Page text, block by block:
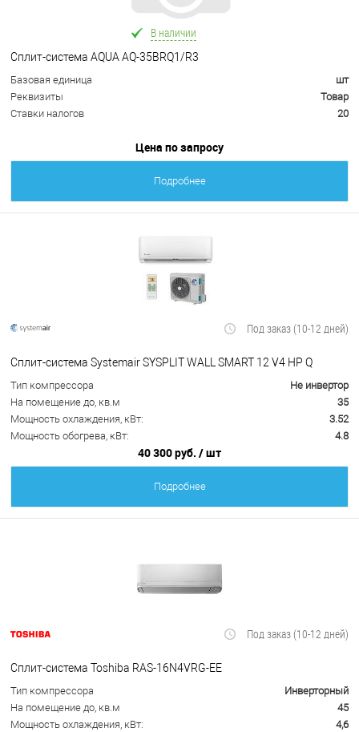
В наличии
Сплит-система AQUA AQ-35BRQ1/R3
Базовая единица
шт
Реквизиты
Товар
Ставки налогов
20
Цена по запросу
Подробнее
Под заказ (10-12 дней)
Сплит-система Systemair SYSPLIT WALL SMART 12 V4 HP Q
Тип компрессора
Не инвертор
На помещение до, кв.м
35
Мощность охлаждения, кВт:
3.52
Мощность обогрева, кВт:
4.8
40 300 руб. / шт
Подробнее
Под заказ (10-12 дней)
Сплит-система Toshiba RAS-16N4VRG-EE
Тип компрессора
Инверторный
На помещение до, кв.м
45
Мощность охлаждения, кВт:
4,6